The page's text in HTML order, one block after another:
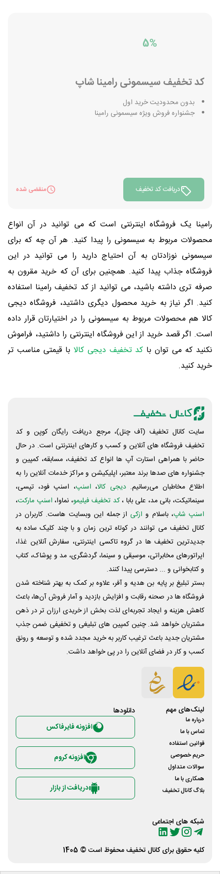
5%
کد تخفیف سیسمونی رامینا شاپ
بدون محدودیت خرید اول
جشنواره فروش ویژه سیسمونی رامینا
دریافت کد تخفیف منقضی شده
رامینا یک فروشگاه اینترنتی است که می توانید در آن انواع
محصولات مربوط به سیسمونی را پیدا کنید. هر آن چه که برای
سیسمونی نوزادتان به آن احتیاج دارید را می توانید در این
فروشگاه جذاب پیدا کنید. همچنین برای آن که خرید مقرون به
صرفه تری داشته باشید، می توانید از کد تخفیف رامینا استفاده
کنید. اگر نیاز به خرید محصول دیگری داشتید، فروشگاه دیجی
کالا هم محصولات مربوط به سیسمونی را در اختیارتان قرار داده
است. اگر قصد خرید از این فروشگاه اینترنتی را داشتید، فراموش
نکنید که می توان با کد تخفیف دیجی کالا با قیمتی مناسب تر
خرید کنید.
سایت کانال تخفیف (آف چنل)، مرجع دریافت رایگان کوپن و کد
تخفیف فروشگاه های آنلاین و کسب و‌ کارهای اینترنتی است. در حال
حاضر با همراهی استارت آپ ها انواع کد تخفیف، مسابقه، کمپین و
جشنواره های صدها برند معتبر، اپلیکیشن و مراکز خدمات آنلاین را به
اطلاع مخاطبان می‌رسانیم. دیجی کالا، اسنپ، اسنپ فود، تپسی،
سینماتیکت، بانی مد، علی‌ بابا ،کد تخفیف فیلیمو، نماوا، اسنپ مارکت،
اسنپ شاپ، باسلام و ازکی از جمله این وبسایت ‌هاست. کاربران در
کانال تخفیف می توانند در کوتاه ترین زمان و با چند کلیک ساده به
جدیدترین تخفیف ها در گروه تاکسی اینترنتی، سفارش آنلاین غذا،
اپراتورهای مخابراتی، موسیقی و سینما، گردشگری، مد و پوشاک، کتاب
و کتابخوانی و ... دسترسی پیدا کنند.
بستر تبلیغ بر پایه بن هدیه و آفر، علاوه بر کمک به بهتر شناخته شدن
فروشگاه ها در صحنه رقابت و افزایش بازدید و آمار فروش آن‌ها، باعث
کاهش هزینه و ایجاد تجربه‌ای لذت بخش از خریدی ارزان تر در ذهن
مشتریان خواهد شد. چنین کمپین های تبلیغی و تخفیفی ضمن جذب
مشتریان جدید باعث ترغیب کاربر به خرید مجدد شده و توسعه و رونق
کسب و کار در فضای آنلاین را در پی خواهد داشت.
لینک‌های مهم
درباره ما
تماس با ما
قوانین استفاده
حریم خصوصی
سوالات متداول
همکاری با ما
بلاگ کانال تخفیف
شبکه های اجتماعی
دانلود‌ها
افزونه فایرفاکس
افزونه کروم
دریافت از بازار
کلیه حقوق برای کانال تخفیفمحفوظ است © 1405